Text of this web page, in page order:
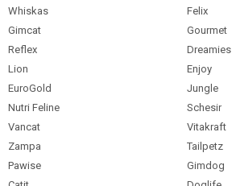
Whiskas
Felix
Gimcat
Gourmet
Reflex
Dreamies
Lion
Enjoy
EuroGold
Jungle
Nutri Feline
Schesir
Vancat
Vitakraft
Zampa
Tailpetz
Pawise
Gimdog